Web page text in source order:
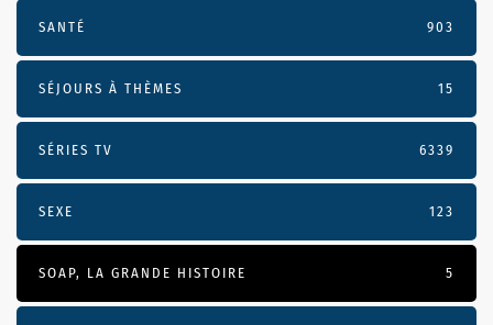
SANTÉ 903
SÉJOURS À THÈMES 15
SÉRIES TV 6339
SEXE 123
SOAP, LA GRANDE HISTOIRE 5